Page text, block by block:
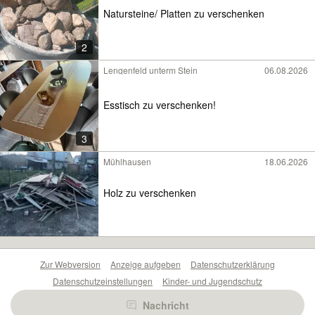
2
Natursteine/ Platten zu verschenken
3
Lengenfeld unterm Stein 06.08.2026
Esstisch zu verschenken!
Mühlhausen 18.06.2026
Holz zu verschenken
Nachricht
Zur Webversion Anzeige aufgeben
Datenschutzerklärung
Datenschutzeinstellungen
Kinder- und Jugendschutz
Barrierefreiheitserklärung